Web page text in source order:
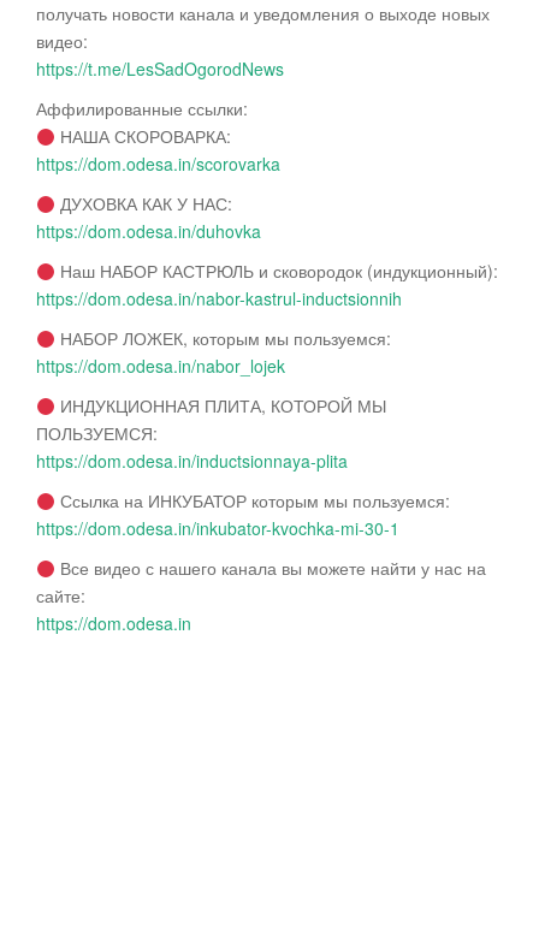
получать новости канала и уведомления о выходе новых
видео:
https://t.me/LesSadOgorodNews
Аффилированные ссылки:
НАША СКОРОВАРКА:
https://dom.odesa.in/scorovarka
ДУХОВКА КАК У НАС:
https://dom.odesa.in/duhovka
Наш НАБОР КАСТРЮЛЬ и сковородок (индукционный):
https://dom.odesa.in/nabor-kastrul-inductsionnih
НАБОР ЛОЖЕК, которым мы пользуемся:
https://dom.odesa.in/nabor_lojek
ИНДУКЦИОННАЯ ПЛИТА, КОТОРОЙ МЫ
ПОЛЬЗУЕМСЯ:
https://dom.odesa.in/inductsionnaya-plita
Ссылка на ИНКУБАТОР которым мы пользуемся:
https://dom.odesa.in/inkubator-kvochka-mi-30-1
Все видео с нашего канала вы можете найти у нас на
сайте:
https://dom.odesa.in